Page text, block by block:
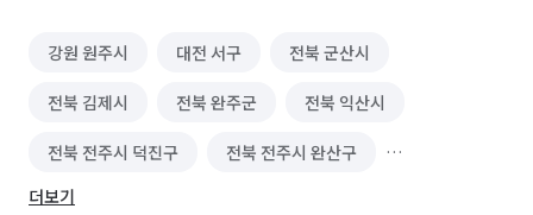
강원 원주시 대전 서구 전북 군산시
전북 김제시 전북 완주군 전북 익산시
전북 전주시 덕진구 전북 전주시 완산구
충남 아산시
더보기